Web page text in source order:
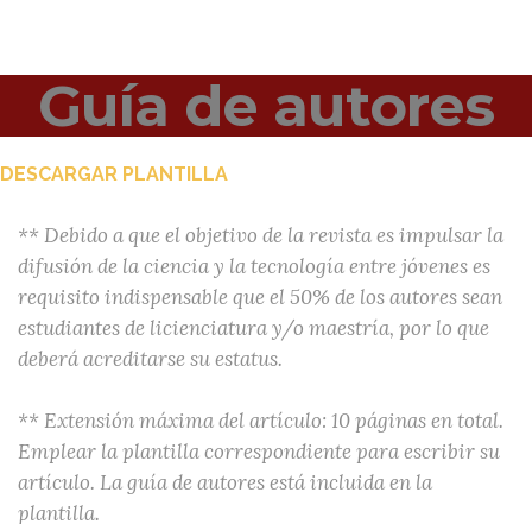
Guía de autores
DESCARGAR PLANTILLA
** Debido a que el objetivo de la revista es impulsar la
difusión de la ciencia y la tecnología entre jóvenes es
requisito indispensable que el 50% de los autores sean
estudiantes de licienciatura y/o maestría, por lo que
deberá acreditarse su estatus.
** Extensión máxima del artículo: 10 páginas en total.
Emplear la plantilla correspondiente para escribir su
artículo. La guía de autores está incluida en la
plantilla.